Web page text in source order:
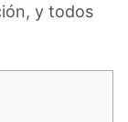
y todos